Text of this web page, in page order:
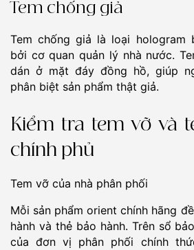
Tem chống giả
Tem chống giả là loại hologram
bởi cơ quan quản lý nhà nước.
dán ở mặt đáy đồng hồ, giúp
phân biệt sản phẩm thật giả.
Kiểm tra tem vỡ và
chính phủ
Tem vỡ của nhà phân phối
Mỗi sản phẩm orient chính hãng
hành và thẻ bảo hành. Trên sổ
của đơn vị phân phối chính